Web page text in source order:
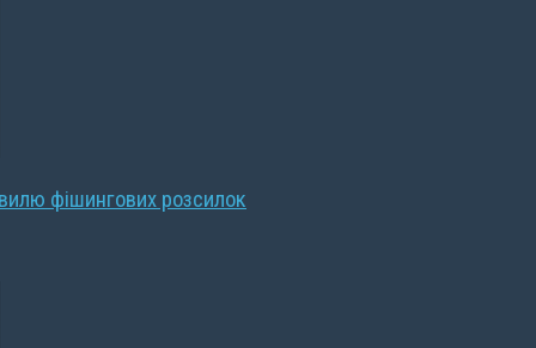
фішингових розсилок